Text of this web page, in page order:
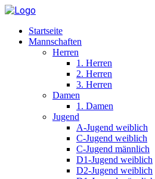
Startseite
Mannschaften
Herren
1. Herren
2. Herren
3. Herren
Damen
1. Damen
Jugend
A-Jugend weiblich
C-Jugend weiblich
C-Jugend männlich
D1-Jugend weiblich
D2-Jugend weiblich